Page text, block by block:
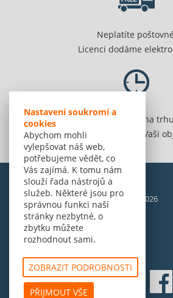
Nastavení soukromí a
cookies
Abychom mohli
vylepšovat náš web,
potřebujeme vědět, co
Vás zajímá. K tomu nám
slouží řada nástrojů a
služeb. Některé jsou pro
správnou funkci naší
stránky nezbytné, o
zbytku můžete
rozhodnout sami.
ZOBRAZIT PODROBNOSTI
PŘIJMOUT VŠE
Neplatíte
Licenci dodáme
Jsme 20 let na
Spolehlivě vyřídíme Vaši
© Amenit Software Solutions, 1998 - 2026
Powered bynopCommerce